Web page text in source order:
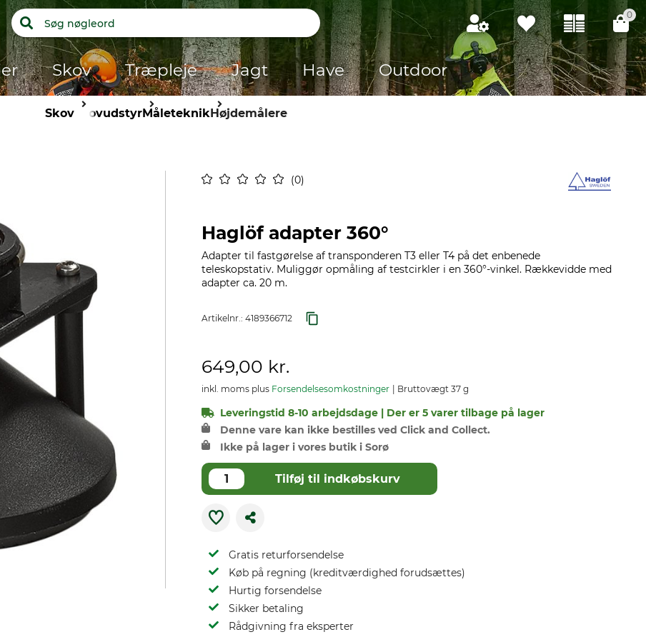
0
Skov Træpleje Jagt Have Outdoor
SkovskovudstyrMåleteknikHøjdemålere
0
Haglöf adapter 360°
Adapter til fastgørelse af transponderen T3 eller T4 på det enbenede
teleskopstativ. Muliggør opmåling af testcirkler i en 360°-vinkel. Rækkevidde med
adapter ca. 20 m.
Artikelnr.: 4189366712
649,00 kr.
inkl. moms plus Forsendelsesomkostninger Bruttovægt 37 g
Leveringstid 8-10 arbejdsdage | Der er 5 varer tilbage på lager
Denne vare kan ikke bestilles ved Click and Collect.
Ikke på lager i vores butik i Sorø
Tilføj til indkøbskurv
Gratis returforsendelse
Køb på regning (kreditværdighed forudsættes)
Hurtig forsendelse
Sikker betaling
Rådgivning fra eksperter